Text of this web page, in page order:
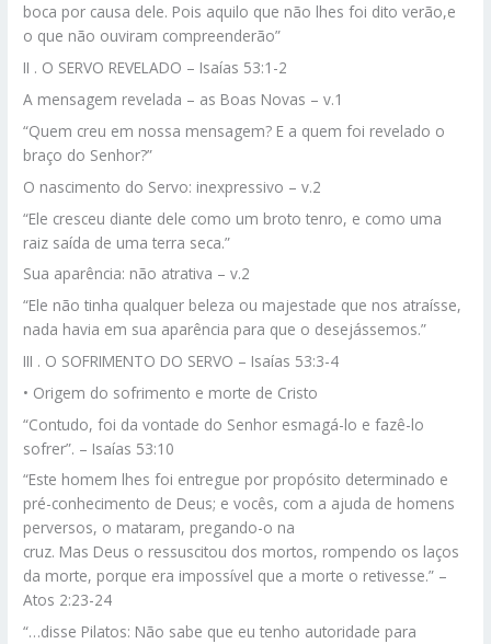
boca por causa dele. Pois aquilo que não lhes foi dito verão,e
o que não ouviram compreenderão”
II . O SERVO REVELADO – Isaías 53:1-2
A mensagem revelada – as Boas Novas – v.1
“Quem creu em nossa mensagem? E a quem foi revelado o
braço do Senhor?”
O nascimento do Servo: inexpressivo – v.2
“Ele cresceu diante dele como um broto tenro, e como uma
raiz saída de uma terra seca.”
Sua aparência: não atrativa – v.2
“Ele não tinha qualquer beleza ou majestade que nos atraísse,
nada havia em sua aparência para que o desejássemos.”
III . O SOFRIMENTO DO SERVO – Isaías 53:3-4
• Origem do sofrimento e morte de Cristo
“Contudo, foi da vontade do Senhor esmagá-lo e fazê-lo
sofrer”. – Isaías 53:10
“Este homem lhes foi entregue por propósito determinado e
pré-conhecimento de Deus; e vocês, com a ajuda de homens
perversos, o mataram, pregando-o na
cruz. Mas Deus o ressuscitou dos mortos, rompendo os laços
da morte, porque era impossível que a morte o retivesse.” –
Atos 2:23-24
“…disse Pilatos: Não sabe que eu tenho autoridade para